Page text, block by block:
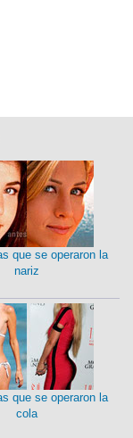
que se operaron la
nariz
que se operaron la
cola